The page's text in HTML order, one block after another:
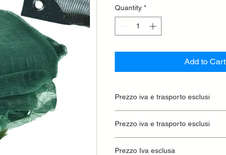
Quantity *
Add to Cart
Prezzo iva e trasporto esclusi
Prezzo iva e trasporto esclusi
Prezzo Iva esclusa